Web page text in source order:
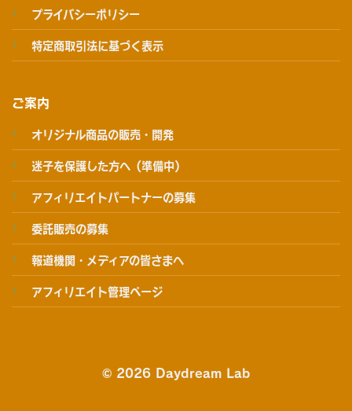
プライバシーポリシー
特定商取引法に基づく表示
ご案内
オリジナル商品の販売・開発
迷子を保護した方へ（準備中）
アフィリエイトパートナーの募集
委託販売の募集
報道機関・メディアの皆さまへ
アフィリエイト管理ページ
© 2026 Daydream Lab